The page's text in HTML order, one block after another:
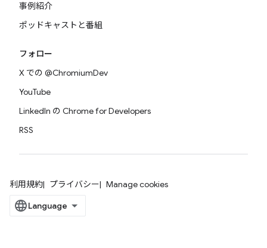
事例紹介
ポッドキャストと番組
フォロー
X での @ChromiumDev
YouTube
LinkedIn の Chrome for Developers
RSS
利用規約 プライバシー Manage cookies